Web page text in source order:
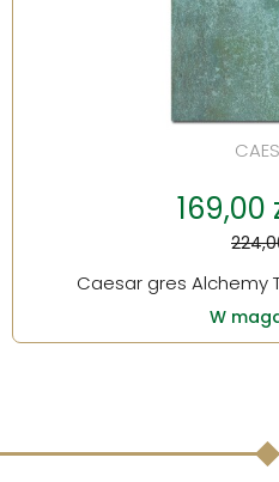
169,00
Caesar gres Alchemy
W